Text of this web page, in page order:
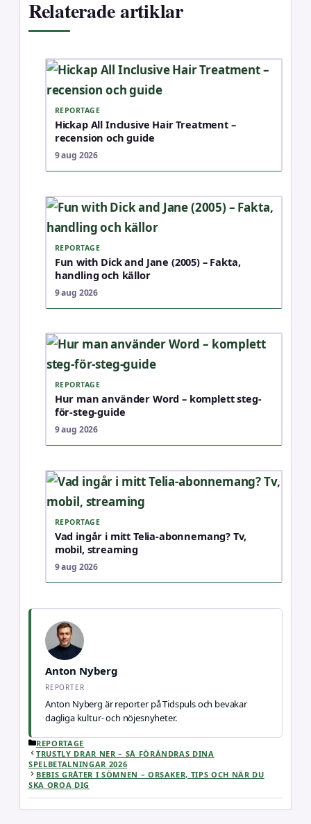
Relaterade artiklar
REPORTAGE
Hickap All Inclusive Hair Treatment –
recension och guide
9 aug 2026
REPORTAGE
Fun with Dick and Jane (2005) – Fakta,
handling och källor
9 aug 2026
REPORTAGE
Hur man använder Word – komplett steg-
för-steg-guide
9 aug 2026
REPORTAGE
Vad ingår i mitt Telia-abonnemang? Tv,
mobil, streaming
9 aug 2026
Anton Nyberg
REPORTER
Anton Nyberg är reporter på Tidspuls och bevakar
dagliga kultur- och nöjesnyheter.
KATEGORIER
REPORTAGE
TRUSTLY DRAR NER – SÅ FÖRÄNDRAS DINA
SPELBETALNINGAR 2026
BEBIS GRÅTER I SÖMNEN – ORSAKER, TIPS OCH NÄR DU
SKA OROA DIG